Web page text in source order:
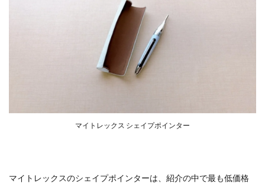
マイトレックス シェイプポインター
マイトレックスのシェイプポインターは、紹介の中で最も低価格